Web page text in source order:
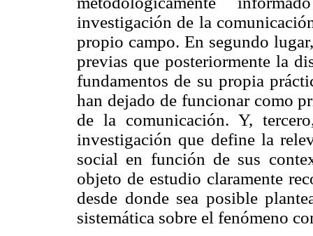
investigación de la
propio campo. En segundo
previas que posteriormente la
fundamentos de su propia
han dejado de funcionar como
de la comunicación. Y,
investigación que define la
social en función de sus
objeto de estudio claramente
desde donde sea posible
sistemática sobre el fenómeno